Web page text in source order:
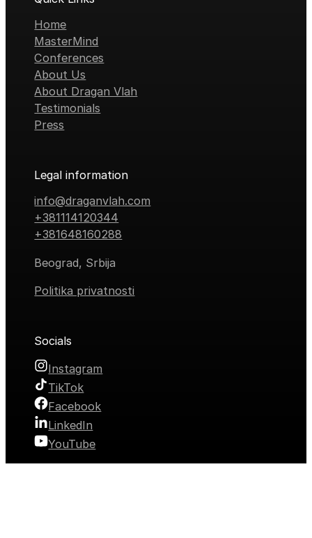
Home
MasterMind
Conferences
About Us
About Dragan Vlah
Testimonials
Press
Legal information
info@draganvlah.com
+381114120344
+381648160288
Beograd, Srbija
Politika privatnosti
Socials
Instagram
TikTok
Facebook
LinkedIn
YouTube